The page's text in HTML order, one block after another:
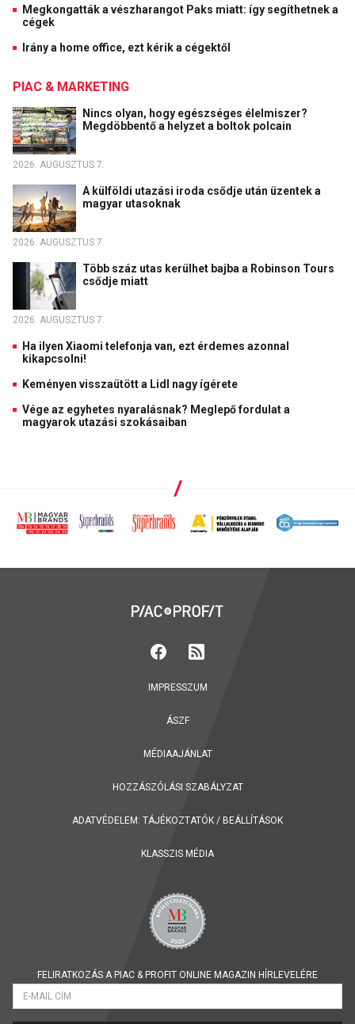
Megkongatták a vészharangot Paks miatt: így segíthetnek a
cégek
Irány a home office, ezt kérik a cégektől
PIAC & MARKETING
Nincs olyan, hogy egészséges élelmiszer?
Megdöbbentő a helyzet a boltok polcain
2026. AUGUSZTUS 7.
A külföldi utazási iroda csődje után üzentek a
magyar utasoknak
2026. AUGUSZTUS 7.
Több száz utas kerülhet bajba a Robinson Tours
csődje miatt
2026. AUGUSZTUS 7.
Ha ilyen Xiaomi telefonja van, ezt érdemes azonnal
kikapcsolni!
Keményen visszaütött a Lidl nagy ígérete
Vége az egyhetes nyaralásnak? Meglepő fordulat a
magyarok utazási szokásaiban
IMPRESSZUM
ÁSZF
MÉDIAAJÁNLAT
HOZZÁSZÓLÁSI SZABÁLYZAT
ADATVÉDELEM: TÁJÉKOZTATÓK / BEÁLLÍTÁSOK
KLASSZIS MÉDIA
FELIRATKOZÁS A PIAC & PROFIT ONLINE MAGAZIN HÍRLEVELÉRE